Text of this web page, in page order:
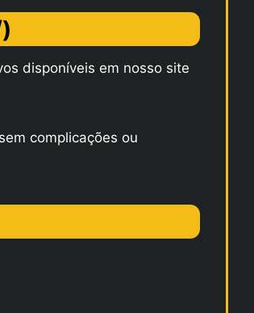
disponíveis em nosso site
complicações ou